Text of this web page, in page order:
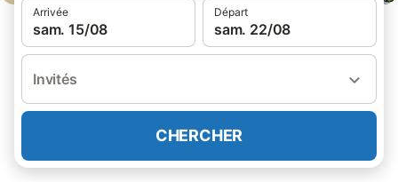
Arrivée
sam. 15/08
Départ
sam. 22/08
Invités
CHERCHER